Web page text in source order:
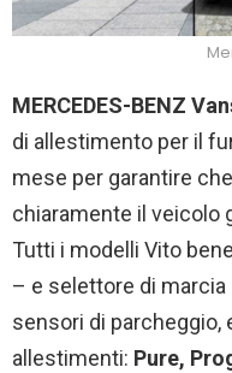
MERCEDES-BENZ
di allestimento per il
mese per garantire
chiaramente il veicolo
Tutti i modelli Vito
– e selettore di
sensori di parcheggio,
allestimenti: Pure,